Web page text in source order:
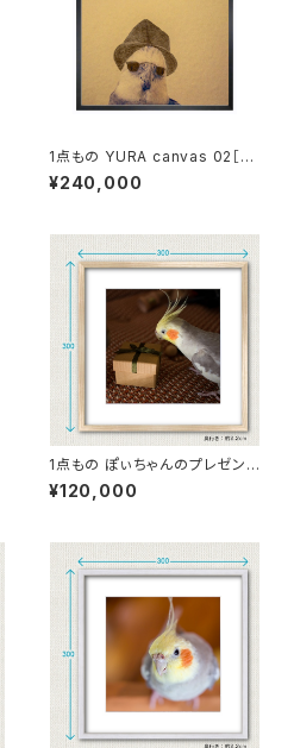
1点もの YURA canvas 02［額
装］
¥240,000
1点もの ぽぃちゃんのプレゼント
写真［額装］額＋マット付 【B_00
11p】
¥120,000